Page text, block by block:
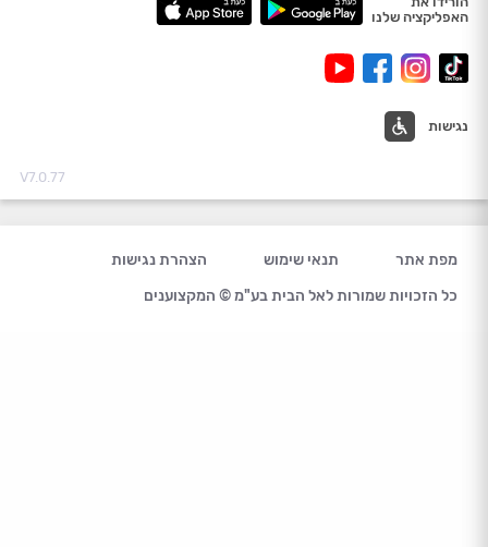
האפליקציה שלנו
נגישות
V7.0.77
מפת אתר תנאי שימוש
הצהרת נגישות
כל הזכויות שמורות לאל הבית בע"מ © המקצוענים